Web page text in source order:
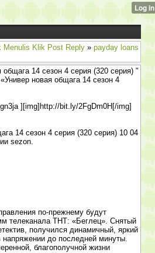
Menulis Klik Post Reply » payday loans
общага 14 сезон 4 серия (320 серия) "
новая общага 14 сезон 4
][img]http://bit.ly/2FgDm0H[/img]
14 сезон 4 серия (320 серия) 10 04
sezon.
по-прежнему будут
телеканала ТНТ: «Беглец». Снятый
получился динамичный, яркий
до последней минуты.
благополучной жизни